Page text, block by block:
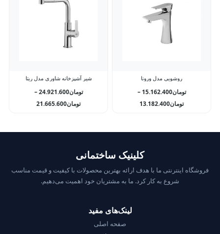
روشویی مدل ورونا
تومان15.162.400
–
تومان13.182.400
شیر آشپزخانه شاوری مدل ریتا
تومان24.921.600
–
تومان21.665.600
کلینیک ساختمانی
فروشگاه اینترنتی ما با هدف ارائه بهترین محصولات با کیفیت و قیمت مناسب
شروع به کار کرد. ما به مشتریان خود اهمیت می‌دهیم.
لینک‌های مفید
صفحه اصلی